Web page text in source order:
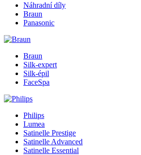
Náhradní díly
Braun
Panasonic
Braun
Silk-expert
Silk-épil
FaceSpa
Philips
Lumea
Satinelle Prestige
Satinelle Advanced
Satinelle Essential